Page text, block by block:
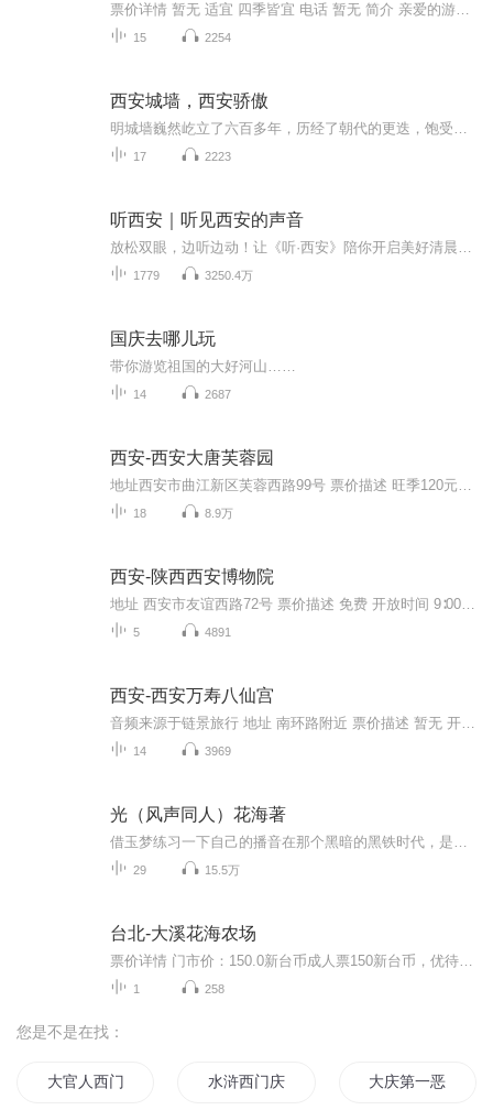
15 2254
西安城墙，西安骄傲
17 2223
听西安｜听见西安的声音
1779 3250.4万
国庆去哪儿玩
带你游览祖国的大好河山……
14 2687
西安-西安大唐芙蓉园
18 8.9万
西安-陕西西安博物院
5 4891
西安-西安万寿八仙宫
14 3969
光（风声同人）花海著
29 15.5万
台北-大溪花海农场
1 258
您是不是在找：
大官人西门庆 水浒西门庆 大庆第一恶